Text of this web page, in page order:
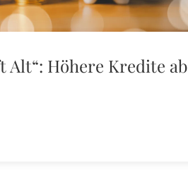
Alt“: Höhere Kredite ab